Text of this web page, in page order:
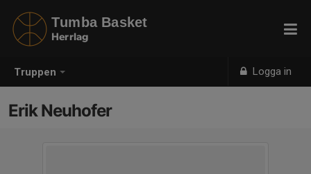
Truppen Logga in
Tumba Basket
Herrlag
Erik Neuhofer